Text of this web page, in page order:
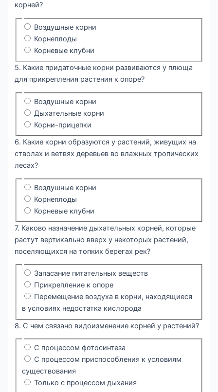
корней?
Воздушные корни
Корнеплоды
Корневые клубни
5. Какие придаточные корни развиваются у плюща
для прикрепления растения к опоре?
Воздушные корни
Дыхательные корни
Корни-прицепки
6. Какие корни образуются у растений, живущих на
стволах и ветвях деревьев во влажных тропических
лесах?
Воздушные корни
Корнеплоды
Корневые клубни
7. Каково назначение дыхательных корней, которые
растут вертикально вверх у некоторых растений,
поселяющихся на топких берегах рек?
Запасание питательных веществ
Прикрепление к опоре
Перемещение воздуха в корни, находящиеся
в условиях недостатка кислорода
8. С чем связано видоизменение корней у растений?
С процессом фотосинтеза
С процессом приспособления к условиям
существования
Только с процессом дыхания